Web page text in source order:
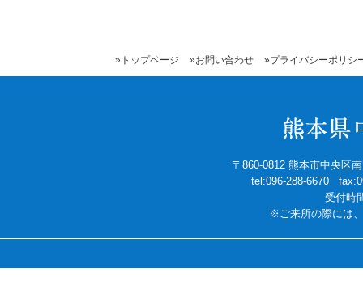
»トップページ »お問い合わせ »プライバシーポリシ
〒860-0812 熊本市中央区
tel:096-288-6670
受付時
※ご来所の際には